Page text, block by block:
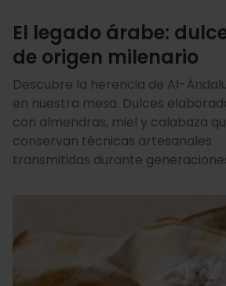
El legado árabe:
de origen milenario
Descubre la herencia de Al-
en nuestra mesa. Dulces
con almendras, miel y calabaza
conservan técnicas artesanales
transmitidas durante